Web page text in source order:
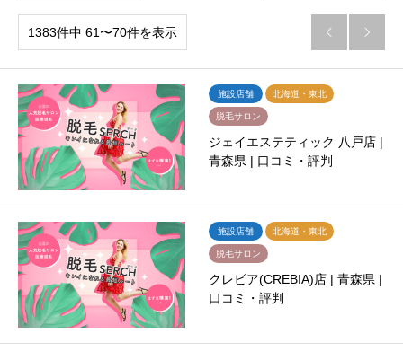
1383件中 61〜70件を表示  
施設店舗 北海道・東北
脱毛サロン
ジェイエステティック 八戸店 |
青森県 | 口コミ・評判
施設店舗 北海道・東北
脱毛サロン
クレビア(CREBIA)店 | 青森県 |
口コミ・評判